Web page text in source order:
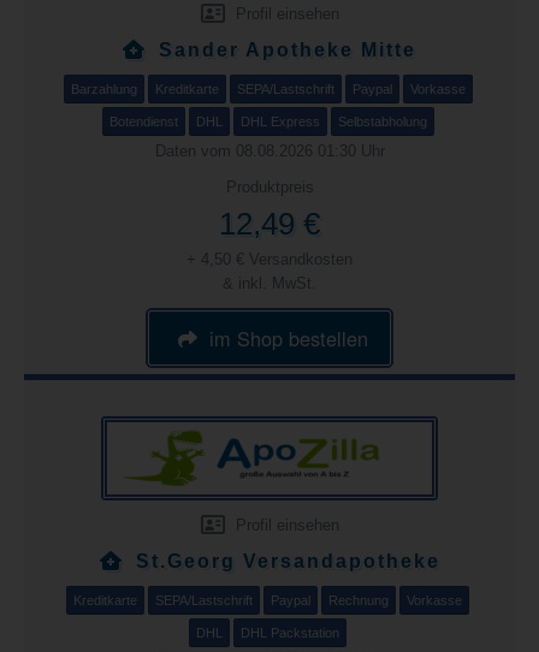
Profil einsehen
Sander Apotheke Mitte
Barzahlung Kreditkarte SEPA/Lastschrift Paypal Vorkasse
Botendienst DHL DHL Express Selbstabholung
Daten vom 08.08.2026 01:30 Uhr
Produktpreis
12,49 €
+ 4,50 € Versandkosten
& inkl. MwSt.
im Shop bestellen
Profil einsehen
St.Georg Versandapotheke
Kreditkarte SEPA/Lastschrift Paypal Rechnung Vorkasse
DHL DHL Packstation